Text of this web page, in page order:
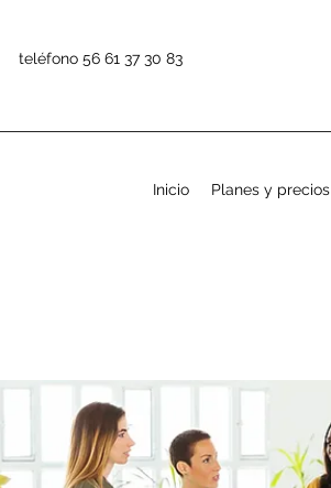
teléfono 56 61 37 30 83
Inicio Planes y precios